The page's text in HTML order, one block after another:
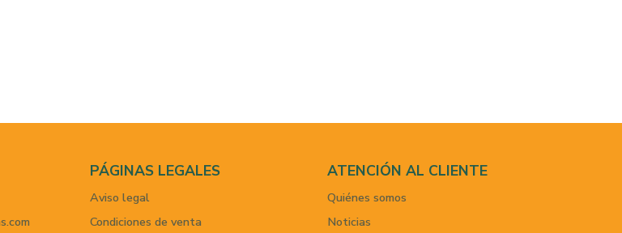
PÁGINAS LEGALES
Aviso legal
Condiciones de venta
ATENCIÓN AL CLIENTE
Quiénes somos
Noticias